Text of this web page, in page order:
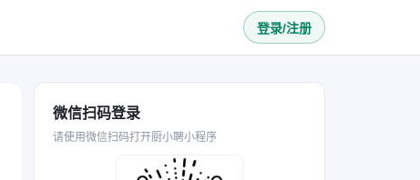
微信扫码登录
请使用微信扫码打开厨小聘小程序
登录/注册